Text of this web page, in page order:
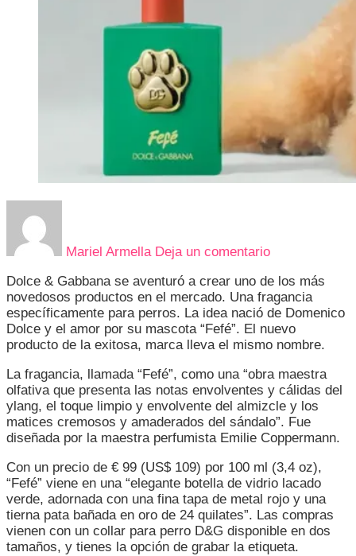
Mariel Armella Deja un comentarioNUEVO
CANINO
POR
DOLCE
&
GABBANA
Dolce & Gabbana se aventuró a crear uno de los más
novedosos productos en el mercado. Una fragancia
específicamente para perros. La idea nació de Domenico
Dolce y el amor por su mascota “Fefé”. El nuevo
producto de la exitosa, marca lleva el mismo nombre.
La fragancia, llamada “Fefé”, como una “obra maestra
olfativa que presenta las notas envolventes y cálidas del
ylang, el toque limpio y envolvente del almizcle y los
matices cremosos y amaderados del sándalo”. Fue
diseñada por la maestra perfumista Emilie Coppermann.
Con un precio de € 99 (US$ 109) por 100 ml (3,4 oz),
“Fefé” viene en una “elegante botella de vidrio lacado
verde, adornada con una fina tapa de metal rojo y una
tierna pata bañada en oro de 24 quilates”. Las compras
vienen con un collar para perro D&G disponible en dos
tamaños, y tienes la opción de grabar la etiqueta.